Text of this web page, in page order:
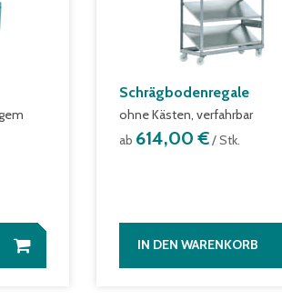
Schrägbodenregale
ohne Kästen, verfahrbar
ab 614,00 €/ Stk.
IN DEN WARENKORB